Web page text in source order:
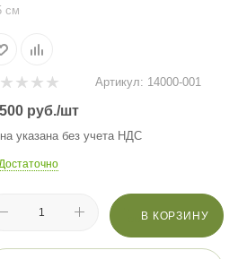
см
Артикул: 14000-001
руб./шт
указана без учета НДС
Достаточно
В КОРЗИНУ